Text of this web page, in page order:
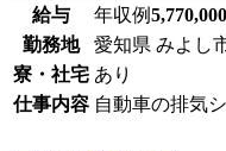
給与 年収例5,770,000
勤務地
愛知県 みよし
寮・社宅 あり
仕事内容 自動車の排気